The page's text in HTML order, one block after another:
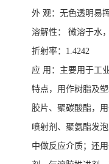
外 观： 无色透明易
溶解性： 微溶于水
折射率： 1.4242
应 用 ： 主要用于工
特点 ， 用作树脂及
胶片、聚碳酸酯，
喷射剂、聚氨酯发
中做反应介质； 还